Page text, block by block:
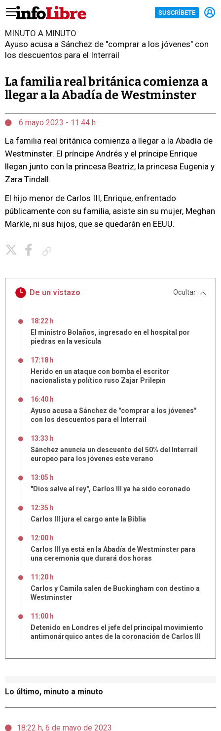
SUSCRÍBETE
MINUTO A MINUTO
Ayuso acusa a Sánchez de "comprar a los jóvenes" con
los descuentos para el Interrail
La familia real británica comienza a
llegar a la Abadía de Westminster
6 mayo 2023 - 11:44 h
La familia real británica comienza a llegar a la Abadía de
Westminster. El príncipe Andrés y el príncipe Enrique
llegan junto con la princesa Beatriz, la princesa Eugenia y
Zara Tindall.
El hijo menor de Carlos III, Enrique, enfrentado
públicamente con su familia, asiste sin su mujer, Meghan
Markle, ni sus hijos, que se quedarán en EEUU.
Lo último, minuto a minuto
18:22 h, 6 de mayo de 2023
De un vistazo Ocultar
18:22 h
El ministro Bolaños, ingresado en el hospital por
piedras en la vesícula
17:18 h
Herido en un ataque con bomba el escritor
nacionalista y político ruso Zajar Prilepin
16:40 h
Ayuso acusa a Sánchez de "comprar a los jóvenes"
con los descuentos para el Interrail
13:33 h
Sánchez anuncia un descuento del 50% del Interrail
europeo para los jóvenes este verano
13:05 h
"Dios salve al rey", Carlos III ya ha sido coronado
12:35 h
Carlos III jura el cargo ante la Biblia
12:00 h
Carlos III ya está en la Abadía de Westminster para
una ceremonia que durará dos horas
11:20 h
Carlos y Camila salen de Buckingham con destino a
Westminster
11:00 h
Detenido en Londres el jefe del principal movimiento
antimonárquico antes de la coronación de Carlos III